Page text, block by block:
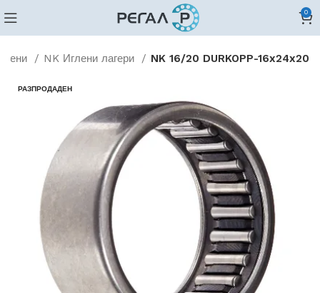
0
NK Иглени лагери NK 16/20 DURKOPP-16x24x20
РАЗПРОДАДЕН